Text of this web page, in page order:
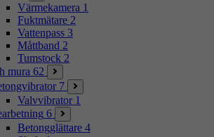
Värmekamera 1
Fuktmätare 2
Vattenpass 3
Måttband 2
Tumstock 2
mura 62
7
Valvvibrator 1
6
Betongglättare 4